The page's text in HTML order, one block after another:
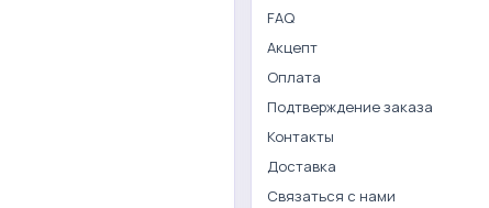
FAQ
Акцепт
Оплата
Подтверждение заказа
Контакты
Доставка
Связаться с нами